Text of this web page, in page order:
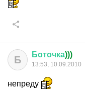
Б Боточка)))
13:53, 10.09.2010
непреду